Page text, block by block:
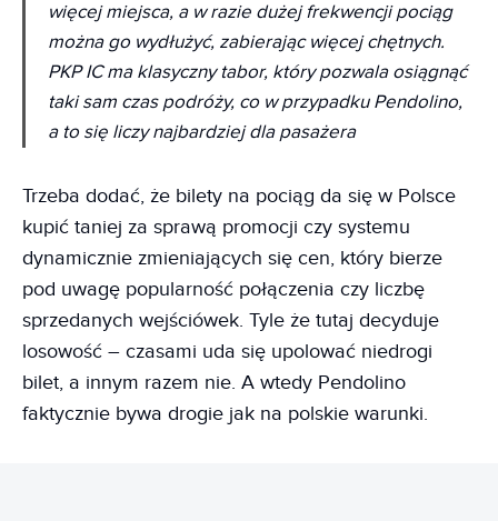
więcej miejsca, a w razie dużej frekwencji pociąg
można go wydłużyć, zabierając więcej chętnych.
PKP IC ma klasyczny tabor, który pozwala osiągnąć
taki sam czas podróży, co w przypadku Pendolino,
a to się liczy najbardziej dla pasażera
Trzeba dodać, że bilety na pociąg da się w Polsce
kupić taniej za sprawą promocji czy systemu
dynamicznie zmieniających się cen, który bierze
pod uwagę popularność połączenia czy liczbę
sprzedanych wejściówek. Tyle że tutaj decyduje
losowość – czasami uda się upolować niedrogi
bilet, a innym razem nie. A wtedy Pendolino
faktycznie bywa drogie jak na polskie warunki.